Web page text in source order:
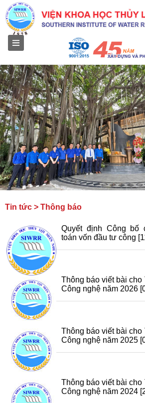
Tin tức > Thông báo
Quyết định Công bố
toán vốn đầu tư công
Thông báo viết bài cho
Công nghệ năm 2026
Thông báo viết bài cho
Công nghệ năm 2025
Thông báo viết bài cho
Công nghệ năm 2024